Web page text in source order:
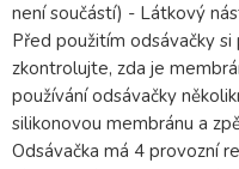
není součástí) - Látkový
Před použitím odsávačky
zkontrolujte, zda je
používání odsávačky
silikonovou membránu a
Odsávačka má 4 provozní